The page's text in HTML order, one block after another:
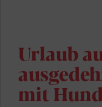
Urlaub
mit